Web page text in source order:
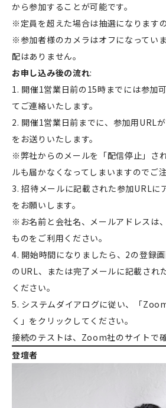
から参加することが可能です。
※定員を超えた場合は抽選になります
※参加者様のカメラはオフになってい
配はありません。
お申し込み後の流れ:
1. 開催1営業日前の15時までには参加
てご連絡いたします。
2. 開催1営業日前までに、参加用URL
をお送りいたします。
※弊社からのメールを「配信停止」さ
ルも届かなくなってしまいますのでご
3. 招待メールに記載された参加URLに
をお願いします。
※お名前と会社名、メールアドレスは
ものをご利用ください。
4. 開始時間になりましたら、2の登録
のURL、または完了メールに記載され
ください。
5. システムダイアログに従い、「
く」をクリックしてください。
接続のテストは、Zoom社のサイトで確
登壇者